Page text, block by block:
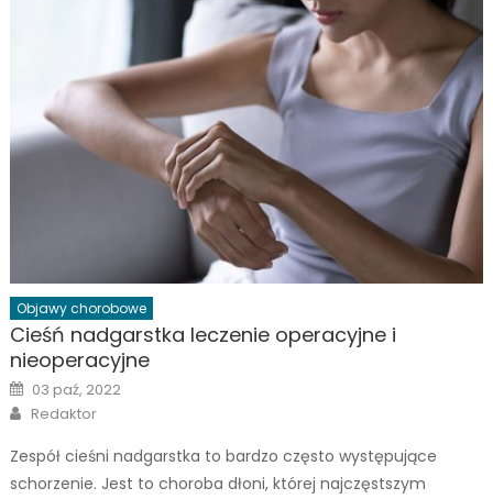
Objawy chorobowe
Cieśń nadgarstka leczenie operacyjne i
nieoperacyjne
Posted
on
03 paź, 2022
Author
Redaktor
Zespół cieśni nadgarstka to bardzo często występujące
schorzenie. Jest to choroba dłoni, której najczęstszym